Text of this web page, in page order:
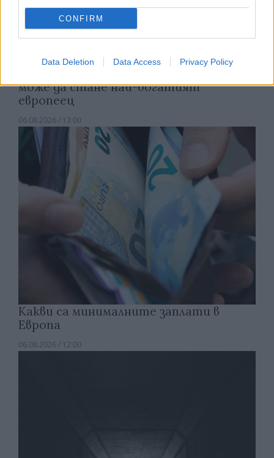
CONFIRM
Data Deletion Data Access Privacy Policy
може да стане най-богатият
европеец
06.08.2026 / 13:00
Какви са минималните заплати в
Европа
06.08.2026 / 12:00